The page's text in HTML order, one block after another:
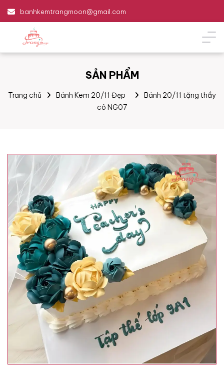
banhkemtrangmoon@gmail.com
SẢN PHẨM
Trang chủ Bánh Kem 20/11 Đẹp
Bánh 20/11 tặng thầy
cô NG07